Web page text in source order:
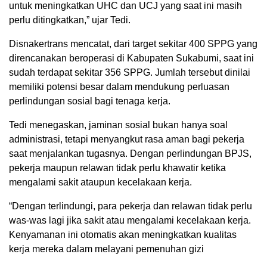
untuk meningkatkan UHC dan UCJ yang saat ini masih
perlu ditingkatkan,” ujar Tedi.
Disnakertrans mencatat, dari target sekitar 400 SPPG yang
direncanakan beroperasi di Kabupaten Sukabumi, saat ini
sudah terdapat sekitar 356 SPPG. Jumlah tersebut dinilai
memiliki potensi besar dalam mendukung perluasan
perlindungan sosial bagi tenaga kerja.
Tedi menegaskan, jaminan sosial bukan hanya soal
administrasi, tetapi menyangkut rasa aman bagi pekerja
saat menjalankan tugasnya. Dengan perlindungan BPJS,
pekerja maupun relawan tidak perlu khawatir ketika
mengalami sakit ataupun kecelakaan kerja.
“Dengan terlindungi, para pekerja dan relawan tidak perlu
was-was lagi jika sakit atau mengalami kecelakaan kerja.
Kenyamanan ini otomatis akan meningkatkan kualitas
kerja mereka dalam melayani pemenuhan gizi